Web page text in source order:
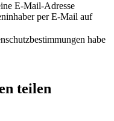
E-Mail-Adresse
per E-Mail auf
habe
teilen